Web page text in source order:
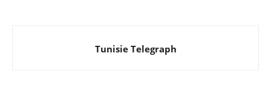
Tunisie Telegraph